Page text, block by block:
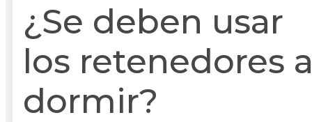
¿Se deben usar
los retenedores
dormir?